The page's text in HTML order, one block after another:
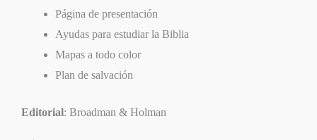
Página de presentación
Ayudas para estudiar la Biblia
Mapas a todo color
Plan de salvación
Editorial: Broadman & Holman